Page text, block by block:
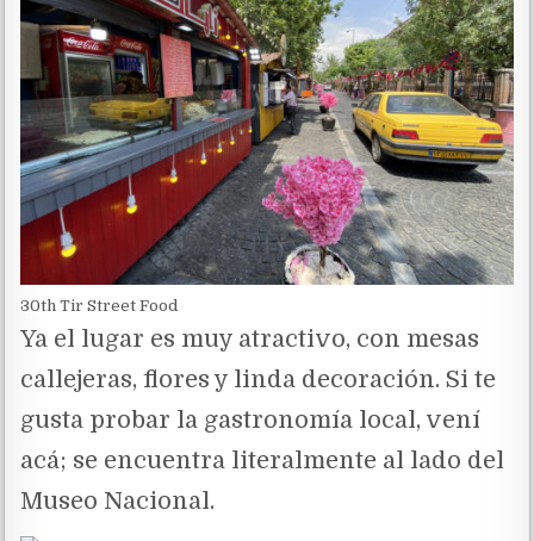
30th Tir Street Food
Ya el lugar es muy atractivo, con mesas
callejeras, flores y linda decoración. Si te
gusta probar la gastronomía local, vení
acá; se encuentra literalmente al lado del
Museo Nacional.